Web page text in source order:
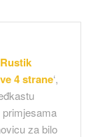
4 strane‘,
za bilo